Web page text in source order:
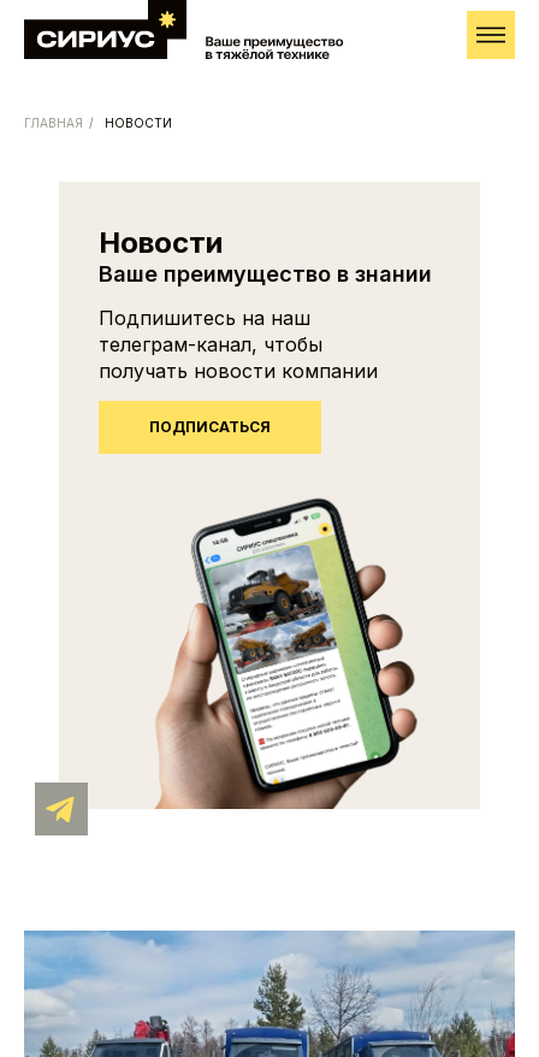
ГЛАВНАЯ / НОВОСТИ
Новости
ПОДПИСАТЬСЯ
Ваше преимущество в знании
Подпишитесь на наш
телеграм-канал, чтобы
получать новости компании
Запросить условия
После поступления запроса наш менеджер
свяжется с вами, чтобы уточнить детали
Номер телефона
ОТПРАВИТЬ
Я подтверждаю ознакомление с Политикой
обработки персональных данных и даю согласие
на обработку моих персональных данных
и на условиях, указанных в Политике